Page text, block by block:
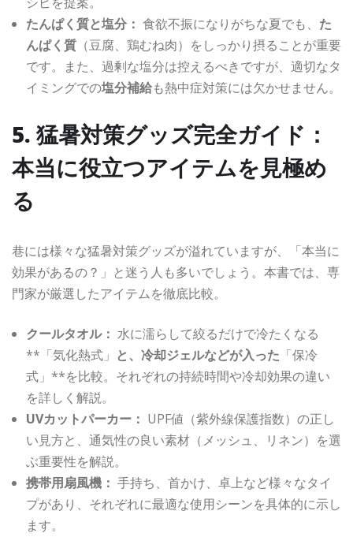
たんぱく質と塩分： 食欲不振になりがちな夏でも、 た
んぱく質 （豆腐、鶏むね肉）をしっかり摂ることが重要
です。また、過剰な塩分は控えるべきですが、適切なタ
イミングでの塩分補給も熱中症対策には欠かせません。
5. 猛暑対策グッズ完全ガイド：
本当に役立つアイテムを見極め
る
巷には様々な猛暑対策グッズが溢れていますが、「本当に
効果があるの？」と迷う人も多いでしょう。本書では、専
門家が厳選したアイテムを徹底比較。
クールタオル： 水に濡らして絞るだけで冷たくなる
**「気化熱式」 と、冷却ジェルなどが入った 「保冷
式」**を比較。それぞれの持続時間や冷却効果の違い
を詳しく解説。
UVカットパーカー： UPF値（紫外線保護指数）の正し
い見方と、通気性の良い素材（メッシュ、リネン）を選
ぶ重要性を解説。
携帯用扇風機： 手持ち、首かけ、卓上など様々なタイ
プがあり、それぞれに最適な使用シーンを具体的に示し
ます。